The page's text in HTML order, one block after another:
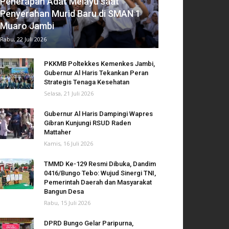
Penyerahan Murid Baru di SMAN 1
Muaro Jambi
Rabu, 22 Juli 2026
PKKMB Poltekkes Kemenkes Jambi,
Gubernur Al Haris Tekankan Peran
Strategis Tenaga Kesehatan
Selasa, 21 Juli 2026
Gubernur Al Haris Dampingi Wapres
Gibran Kunjungi RSUD Raden
Mattaher
Kamis, 16 Juli 2026
TMMD Ke-129 Resmi Dibuka, Dandim
0416/Bungo Tebo: Wujud Sinergi TNI,
Pemerintah Daerah dan Masyarakat
Bangun Desa
Rabu, 15 Juli 2026
DPRD Bungo Gelar Paripurna,